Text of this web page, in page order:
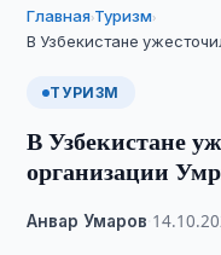
Главная›Туризм›
В Узбекистане
ТУРИЗМ
В Узбекистане
организации
Анвар Умаров